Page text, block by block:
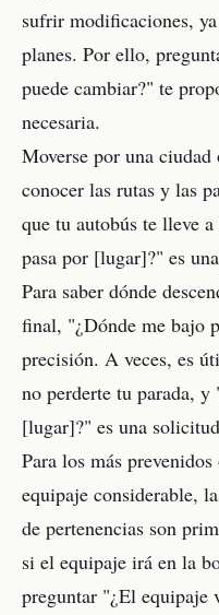
sufrir modificaciones,
planes. Por ello,
puede cambiar?" te
necesaria.
Moverse por una
conocer las rutas y las
que tu autobús te lleve
pasa por [lugar]?" es
Para saber dónde
final, "¿Dónde me bajo
precisión. A veces, es
no perderte tu parada,
[lugar]?" es una
Para los más
equipaje considerable,
de pertenencias son
si el equipaje irá en la
preguntar "¿El equipaje